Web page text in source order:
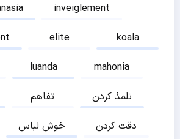
inveiglement
elite
koala
luanda
mahonia
تفاهم
تلمذ کردن
خوش لباس
دقت کردن